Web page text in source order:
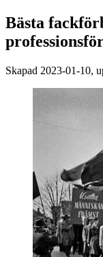
Bästa
Skapad 2023-01-10,